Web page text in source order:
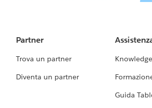
Partner
Trova un partner
Diventa un partner
Guida